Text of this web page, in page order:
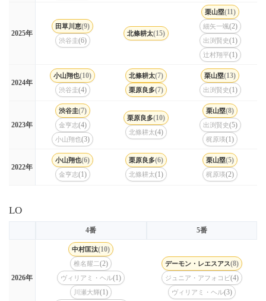
2025年
田草川恵(9)
渋谷圭(6)
北條耕太(15)
栗山塁(11)
細矢一颯(2)
出渕賢史(1)
辻村翔平(1)
2024年
小山翔也(10)
渋谷圭(4)
北條耕太(7)
栗原良多(7)
栗山塁(13)
出渕賢史(1)
2023年
渋谷圭(7)
金亨志(4)
小山翔也(3)
栗原良多(10)
北條耕太(4)
栗山塁(8)
出渕賢史(5)
梶原瑛(1)
2022年
小山翔也(6)
金亨志(1)
栗原良多(6)
北條耕太(1)
栗山塁(5)
梶原瑛(2)
LO
4番 5番
2026年
中村匡汰(10)
椎名耀二(2)
ヴィリアミ・ヘル(1)
川瀬大輝(1)
デーモン・レエスアス(8)
ジュニア・アフォコビ(4)
ヴィリアミ・ヘル(3)